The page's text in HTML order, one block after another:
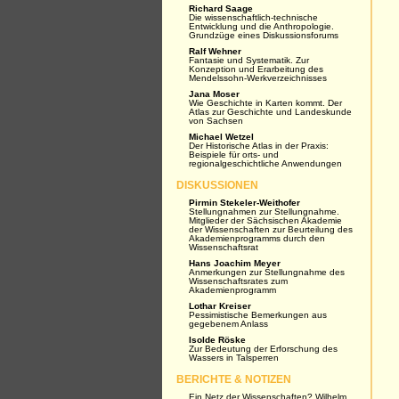
Richard Saage
Die wissenschaftlich-technische
Entwicklung und die Anthropologie.
Grundzüge eines Diskussionsforums
Ralf Wehner
Fantasie und Systematik. Zur
Konzeption und Erarbeitung des
Mendelssohn-Werkverzeichnisses
Jana Moser
Wie Geschichte in Karten kommt. Der
Atlas zur Geschichte und Landeskunde
von Sachsen
Michael Wetzel
Der Historische Atlas in der Praxis:
Beispiele für orts- und
regionalgeschichtliche Anwendungen
DISKUSSIONEN
Pirmin Stekeler-Weithofer
Stellungnahmen zur Stellungnahme.
Mitglieder der Sächsischen Akademie
der Wissenschaften zur Beurteilung des
Akademienprogramms durch den
Wissenschaftsrat
Hans Joachim Meyer
Anmerkungen zur Stellungnahme des
Wissenschaftsrates zum
Akademienprogramm
Lothar Kreiser
Pessimistische Bemerkungen aus
gegebenem Anlass
Isolde Röske
Zur Bedeutung der Erforschung des
Wassers in Talsperren
BERICHTE & NOTIZEN
Ein Netz der Wissenschaften? Wilhelm